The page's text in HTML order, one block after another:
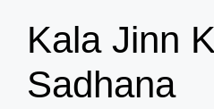
Kala Jinn
Sadhana